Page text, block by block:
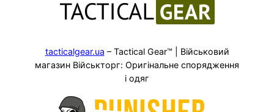
tacticalgear.ua – Tactical Gear™ | Військовий
магазин Військторг: Оригінальне спорядження
і одяг